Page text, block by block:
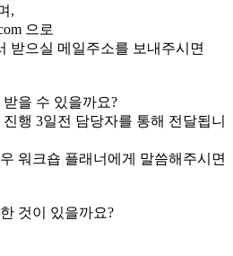
,
으로
받으실 메일주소를 보내주시면
을 수 있을까요?
행 3일전 담당자를 통해 전달됩니
워크숍 플래너에게 말씀해주시면
것이 있을까요?